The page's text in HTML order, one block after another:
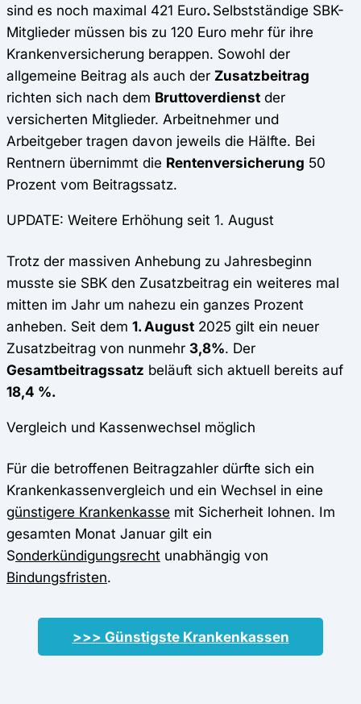
sind es noch maximal 421 Euro.Selbstständige SBK-
Mitglieder müssen bis zu 120 Euro mehr für ihre
Krankenversicherung berappen. Sowohl der
allgemeine Beitrag als auch der Zusatzbeitrag
richten sich nach dem Bruttoverdienst der
versicherten Mitglieder. Arbeitnehmer und
Arbeitgeber tragen davon jeweils die Hälfte. Bei
Rentnern übernimmt die Rentenversicherung 50
Prozent vom Beitragssatz.
UPDATE: Weitere Erhöhung seit 1. August
Trotz der massiven Anhebung zu Jahresbeginn
musste sie SBK den Zusatzbeitrag ein weiteres mal
mitten im Jahr um nahezu ein ganzes Prozent
anheben. Seit dem 1. August 2025 gilt ein neuer
Zusatzbeitrag von nunmehr 3,8%. Der
Gesamtbeitragssatz beläuft sich aktuell bereits auf
18,4 %.
Vergleich und Kassenwechsel möglich
Für die betroffenen Beitragzahler dürfte sich ein
Krankenkassenvergleich und ein Wechsel in eine
günstigere Krankenkasse mit Sicherheit lohnen. Im
gesamten Monat Januar gilt ein
Sonderkündigungsrecht unabhängig von
Bindungsfristen.
>>> Günstigste Krankenkassen